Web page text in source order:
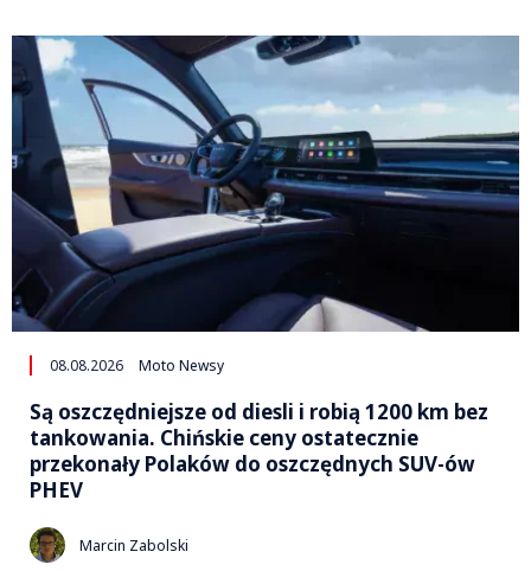
08.08.2026 Moto Newsy
Są oszczędniejsze od diesli i robią 1200 km bez
tankowania. Chińskie ceny ostatecznie
przekonały Polaków do oszczędnych SUV-ów
PHEV
Marcin Zabolski